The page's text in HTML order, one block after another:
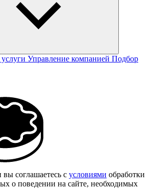
Управление компанией Подбор
соглашаетесь с условиями обработки
о поведении на сайте, необходимых